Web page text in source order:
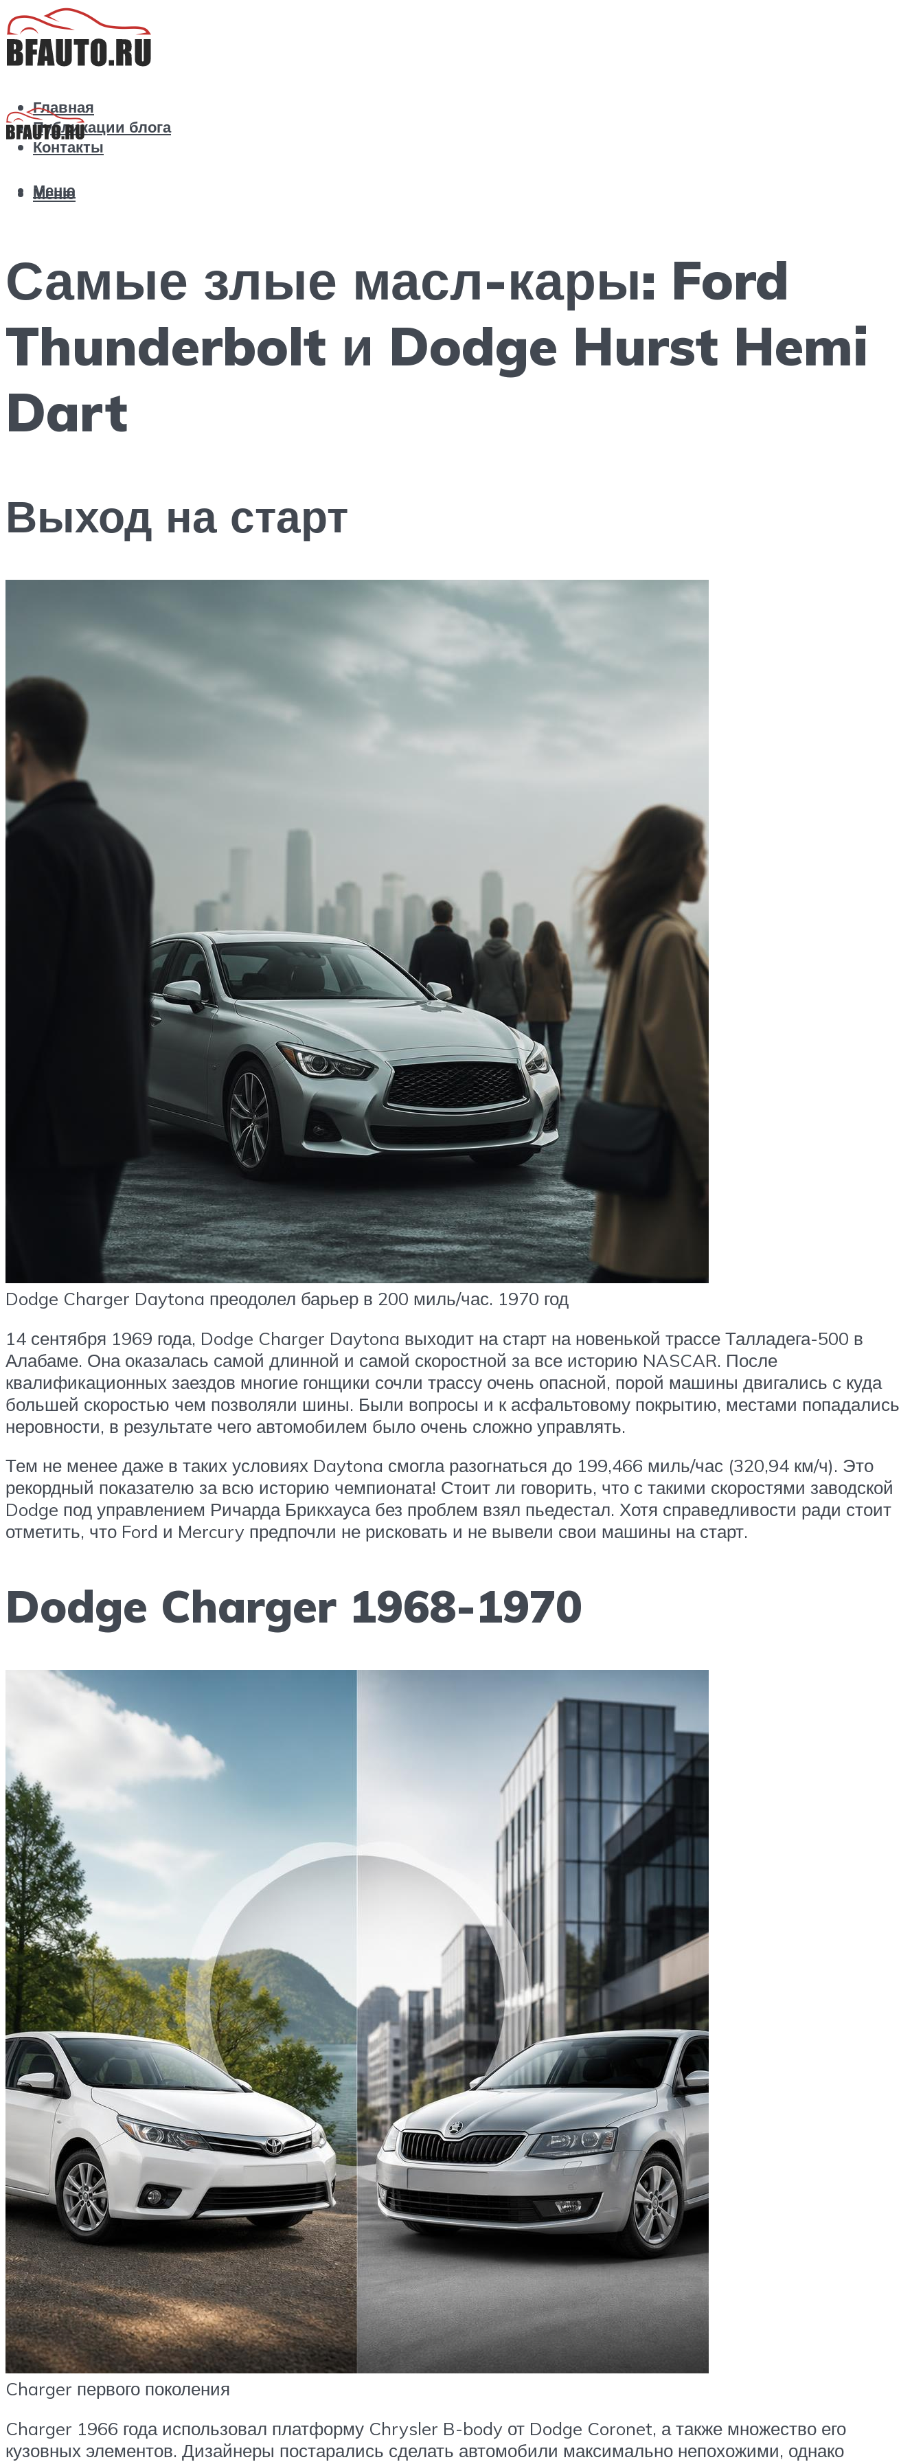
Главная
Публикации блога
Контакты
Меню
Меню
Самые злые масл-кары: Ford
Thunderbolt и Dodge Hurst Hemi
Dart
Выход на старт
Dodge Charger Daytona преодолел барьер в 200 миль/час. 1970 год
14 сентября 1969 года, Dodge Charger Daytona выходит на старт на новенькой трассе Талладега-500 в
Алабаме. Она оказалась самой длинной и самой скоростной за все историю NASCAR. После
квалификационных заездов многие гонщики сочли трассу очень опасной, порой машины двигались с куда
большей скоростью чем позволяли шины. Были вопросы и к асфальтовому покрытию, местами попадались
неровности, в результате чего автомобилем было очень сложно управлять.
Тем не менее даже в таких условиях Daytona смогла разогнаться до 199,466 миль/час (320,94 км/ч). Это
рекордный показателю за всю историю чемпионата! Стоит ли говорить, что с такими скоростями заводской
Dodge под управлением Ричарда Брикхауса без проблем взял пьедестал. Хотя справедливости ради стоит
отметить, что Ford и Mercury предпочли не рисковать и не вывели свои машины на старт.
Dodge Charger 1968-1970
Charger первого поколения
Charger 1966 года использовал платформу Chrysler B-body от Dodge Coronet, а также множество его
кузовных элементов. Дизайнеры постарались сделать автомобили максимально непохожими, однако